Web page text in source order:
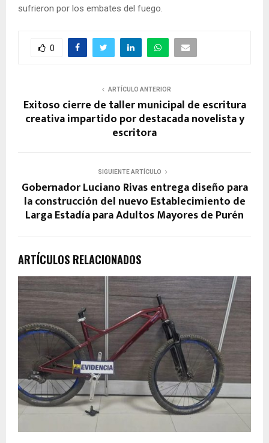
sufrieron por los embates del fuego.
0
ARTÍCULO ANTERIOR
Exitoso cierre de taller municipal de escritura
creativa impartido por destacada novelista y
escritora
SIGUIENTE ARTÍCULO
Gobernador Luciano Rivas entrega diseño para
la construcción del nuevo Establecimiento de
Larga Estadía para Adultos Mayores de Purén
ARTÍCULOS RELACIONADOS